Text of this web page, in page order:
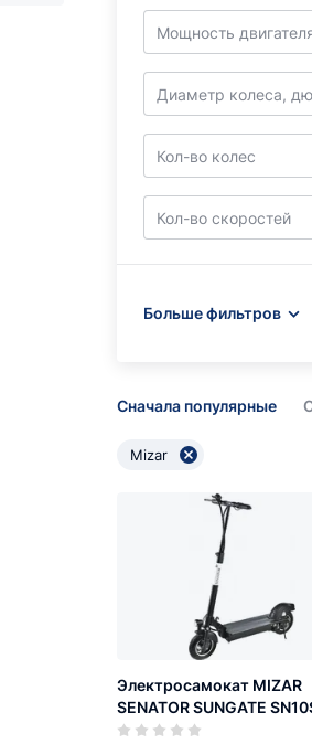
Мощность
Диаметр колеса,
Кол-во колес
Кол-во скоростей
Больше фильтров
Сначала популярные
Mizar
Электросамокат MIZAR
SENATOR SUNGATE